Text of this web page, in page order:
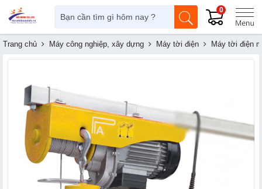
0
Trang chủ Máy công nghiệp, xây dựng Máy tời điện Máy tời điện